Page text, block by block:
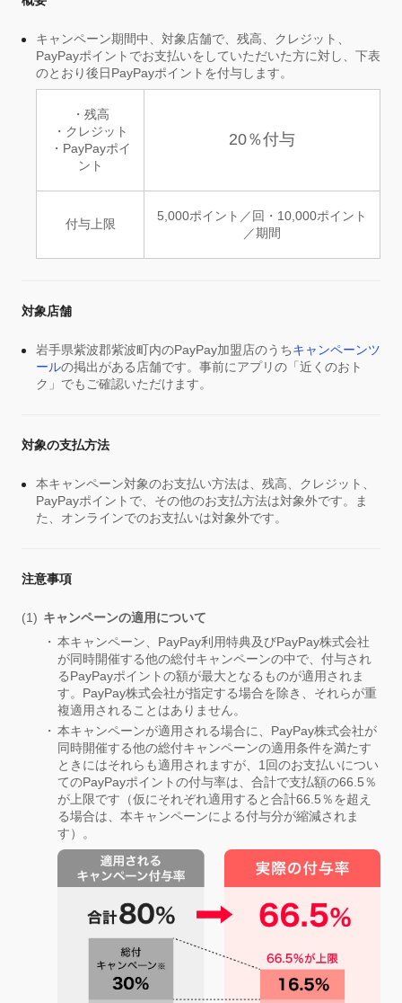
キャンペーン期間中、対象店舗で、残高、クレジット、
PayPayポイントでお支払いをしていただいた方に対し、下表
のとおり後日PayPayポイントを付与します。
・残高
・クレジット
・PayPayポイ
ント
20％付与
付与上限
5,000ポイント／回・10,000ポイント
／期間
対象店舗
岩手県紫波郡紫波町内のPayPay加盟店のうちキャンペーンツ
ールの掲出がある店舗です。事前にアプリの「近くのおト
ク」でもご確認いただけます。
対象の支払方法
本キャンペーン対象のお支払い方法は、残高、クレジット、
PayPayポイントで、その他のお支払方法は対象外です。ま
た、オンラインでのお支払いは対象外です。
注意事項
キャンペーンの適用について
本キャンペーン、PayPay利用特典及びPayPay株式会社
が同時開催する他の総付キャンペーンの中で、付与され
るPayPayポイントの額が最大となるものが適用されま
す。PayPay株式会社が指定する場合を除き、それらが重
複適用されることはありません。
本キャンペーンが適用される場合に、PayPay株式会社が
同時開催する他の総付キャンペーンの適用条件を満たす
ときにはそれらも適用されますが、1回のお支払いについ
てのPayPayポイントの付与率は、合計で支払額の66.5％
が上限です（仮にそれぞれ適用すると合計66.5％を超え
る場合は、本キャンペーンによる付与分が縮減されま
す）。